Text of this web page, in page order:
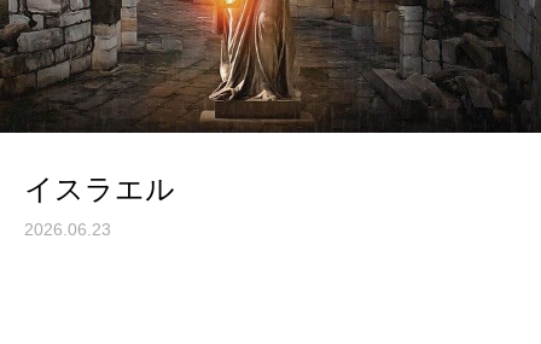
イスラエル
2026.06.23